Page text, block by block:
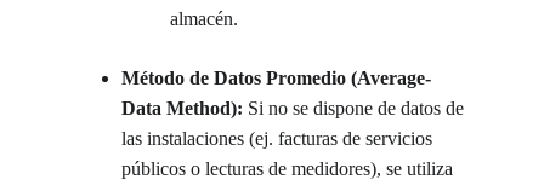
almacén.
Método de Datos Promedio (Average-
Data Method): Si no se dispone de datos de
las instalaciones (ej. facturas de servicios
públicos o lecturas de medidores), se utiliza